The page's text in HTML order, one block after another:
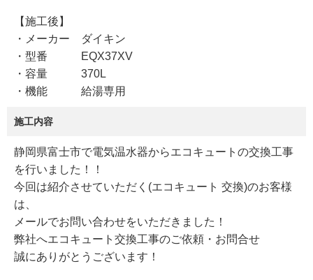
【施工後】
・メーカー ダイキン
・型番 EQX37XV
・容量 370L
・機能 給湯専用
施工内容
静岡県富士市で電気温水器からエコキュートの交換工事
を行いました！！
今回は紹介させていただく(エコキュート 交換)のお客様
は、
メールでお問い合わせをいただきました！
弊社へエコキュート交換工事のご依頼・お問合せ
誠にありがとうございます！